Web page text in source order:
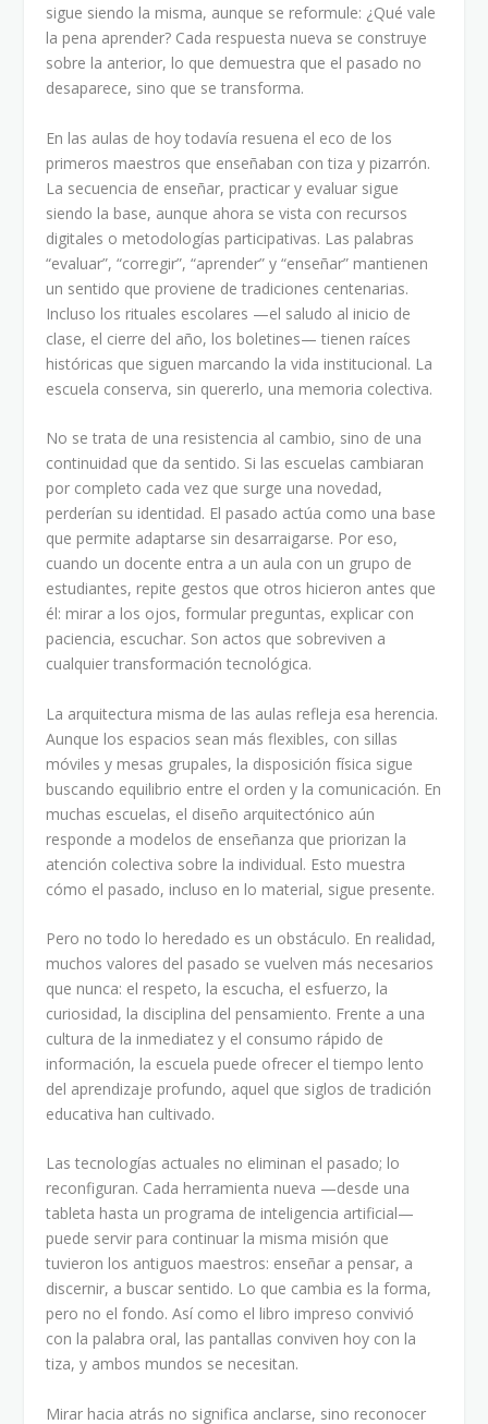
sigue siendo la misma, aunque se reformule: ¿Qué vale
la pena aprender? Cada respuesta nueva se construye
sobre la anterior, lo que demuestra que el pasado no
desaparece, sino que se transforma.
En las aulas de hoy todavía resuena el eco de los
primeros maestros que enseñaban con tiza y pizarrón.
La secuencia de enseñar, practicar y evaluar sigue
siendo la base, aunque ahora se vista con recursos
digitales o metodologías participativas. Las palabras
“evaluar”, “corregir”, “aprender” y “enseñar” mantienen
un sentido que proviene de tradiciones centenarias.
Incluso los rituales escolares —el saludo al inicio de
clase, el cierre del año, los boletines— tienen raíces
históricas que siguen marcando la vida institucional. La
escuela conserva, sin quererlo, una memoria colectiva.
No se trata de una resistencia al cambio, sino de una
continuidad que da sentido. Si las escuelas cambiaran
por completo cada vez que surge una novedad,
perderían su identidad. El pasado actúa como una base
que permite adaptarse sin desarraigarse. Por eso,
cuando un docente entra a un aula con un grupo de
estudiantes, repite gestos que otros hicieron antes que
él: mirar a los ojos, formular preguntas, explicar con
paciencia, escuchar. Son actos que sobreviven a
cualquier transformación tecnológica.
La arquitectura misma de las aulas refleja esa herencia.
Aunque los espacios sean más flexibles, con sillas
móviles y mesas grupales, la disposición física sigue
buscando equilibrio entre el orden y la comunicación. En
muchas escuelas, el diseño arquitectónico aún
responde a modelos de enseñanza que priorizan la
atención colectiva sobre la individual. Esto muestra
cómo el pasado, incluso en lo material, sigue presente.
Pero no todo lo heredado es un obstáculo. En realidad,
muchos valores del pasado se vuelven más necesarios
que nunca: el respeto, la escucha, el esfuerzo, la
curiosidad, la disciplina del pensamiento. Frente a una
cultura de la inmediatez y el consumo rápido de
información, la escuela puede ofrecer el tiempo lento
del aprendizaje profundo, aquel que siglos de tradición
educativa han cultivado.
Las tecnologías actuales no eliminan el pasado; lo
reconfiguran. Cada herramienta nueva —desde una
tableta hasta un programa de inteligencia artificial—
puede servir para continuar la misma misión que
tuvieron los antiguos maestros: enseñar a pensar, a
discernir, a buscar sentido. Lo que cambia es la forma,
pero no el fondo. Así como el libro impreso convivió
con la palabra oral, las pantallas conviven hoy con la
tiza, y ambos mundos se necesitan.
Mirar hacia atrás no significa anclarse, sino reconocer